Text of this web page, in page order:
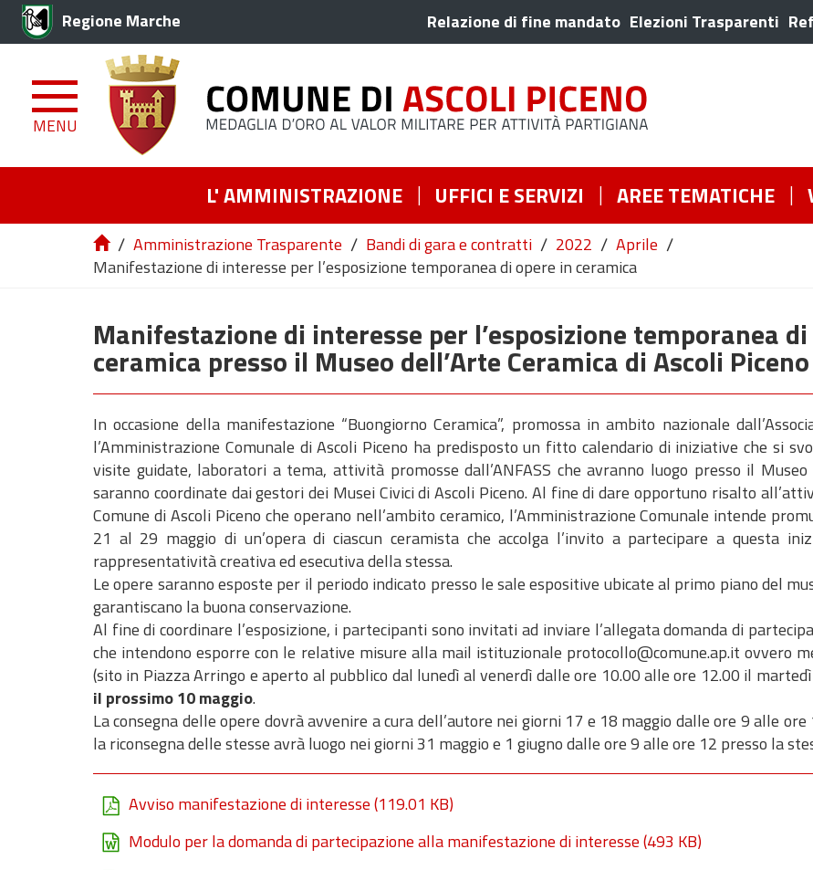
Regione Marche Relazione di fine mandato Elezioni Trasparenti
MENU
L' AMMINISTRAZIONE UFFICI E SERVIZI AREE TEMATICHE
/ Amministrazione Trasparente / Bandi di gara e contratti / 2022 / Aprile /
Manifestazione di interesse per l’esposizione temporanea di opere in ceramica
Manifestazione di interesse per l’esposizione temporanea
ceramica presso il Museo dell’Arte Ceramica di Ascoli Piceno
In occasione della manifestazione “Buongiorno Ceramica”, promossa in ambito nazionale
l’Amministrazione Comunale di Ascoli Piceno ha predisposto un fitto calendario di iniziative che si
visite guidate, laboratori a tema, attività promosse dall’ANFASS che avranno luogo presso il
saranno coordinate dai gestori dei Musei Civici di Ascoli Piceno. Al fine di dare opportuno risalto
Comune di Ascoli Piceno che operano nell’ambito ceramico, l’Amministrazione Comunale intende
21 al 29 maggio di un’opera di ciascun ceramista che accolga l’invito a partecipare a questa
rappresentatività creativa ed esecutiva della stessa.
Le opere saranno esposte per il periodo indicato presso le sale espositive ubicate al primo piano del
garantiscano la buona conservazione.
Al fine di coordinare l’esposizione, i partecipanti sono invitati ad inviare l’allegata domanda di
che intendono esporre con le relative misure alla mail istituzionale protocollo@comune.ap.it ovvero
(sito in Piazza Arringo e aperto al pubblico dal lunedì al venerdì dalle ore 10.00 alle ore 12.00 il
il prossimo 10 maggio.
La consegna delle opere dovrà avvenire a cura dell’autore nei giorni 17 e 18 maggio dalle ore 9 alle
la riconsegna delle stesse avrà luogo nei giorni 31 maggio e 1 giugno dalle ore 9 alle ore 12 presso la
Avviso manifestazione di interesse(119.01 KB)
Modulo per la domanda di partecipazione alla manifestazione di interesse(493 KB)